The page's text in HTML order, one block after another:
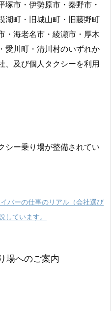
塚市・伊勢原市・秦野市・
湖町・旧城山町・旧藤野町
・海老名市・綾瀬市・厚木
愛川町・清川村のいずれか
、及び個人タクシーを利用
シー乗り場が整備されてい
バーの仕事のリアル（会社選び
しています。
場へのご案内